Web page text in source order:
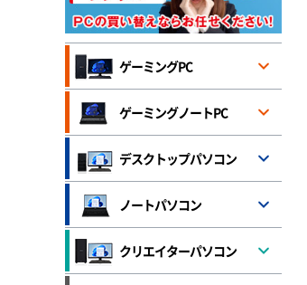
ゲーミングPC
ゲーミングノートPC
デスクトップパソコン
ノートパソコン
クリエイターパソコン